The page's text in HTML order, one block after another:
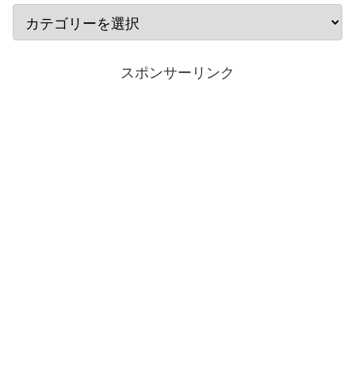
スポンサーリンク